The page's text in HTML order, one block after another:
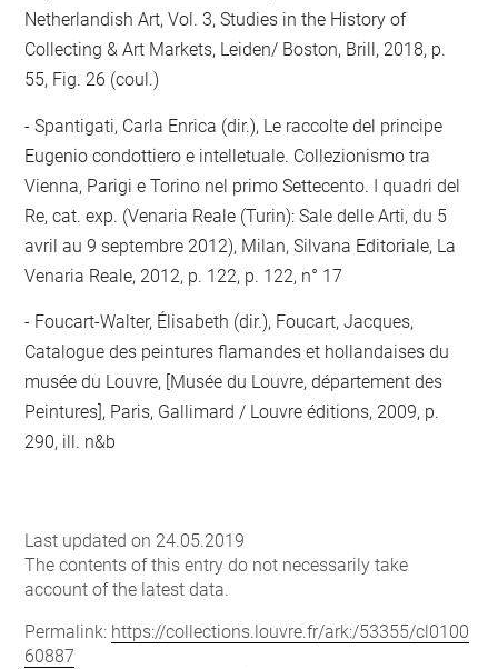
Netherlandish Art, Vol. 3, Studies in the History of
Collecting & Art Markets, Leiden/ Boston, Brill, 2018, p.
55, Fig. 26 (coul.)
Spantigati, Carla Enrica (dir.), Le raccolte del principe
Eugenio condottiero e intelletuale. Collezionismo tra
Vienna, Parigi e Torino nel primo Settecento. I quadri del
Re, cat. exp. (Venaria Reale (Turin): Sale delle Arti, du 5
avril au 9 septembre 2012), Milan, Silvana Editoriale, La
Venaria Reale, 2012, p. 122, p. 122, n° 17
Foucart-Walter, Élisabeth (dir.), Foucart, Jacques,
Catalogue des peintures flamandes et hollandaises du
musée du Louvre, [Musée du Louvre, département des
Peintures], Paris, Gallimard / Louvre éditions, 2009, p.
290, ill. n&b
Last updated on 24.05.2019
The contents of this entry do not necessarily take
account of the latest data.
Permalink: https://collections.louvre.fr/ark:/53355/cl0100
60887